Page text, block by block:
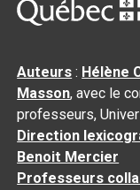
Auteurs : Hélène
Masson, avec le
professeurs,
Direction
Benoit Mercier
Professeurs